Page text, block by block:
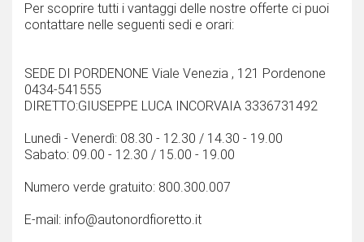
Per scoprire tutti i vantaggi delle nostre offerte ci puoi
contattare nelle seguenti sedi e orari:
SEDE DI PORDENONE Viale Venezia , 121 Pordenone
0434-541555
DIRETTO:GIUSEPPE LUCA INCORVAIA 3336731492
Lunedì - Venerdì: 08.30 - 12.30 / 14.30 - 19.00
Sabato: 09.00 - 12.30 / 15.00 - 19.00
Numero verde gratuito: 800.300.007
E-mail: info@autonordfioretto.it